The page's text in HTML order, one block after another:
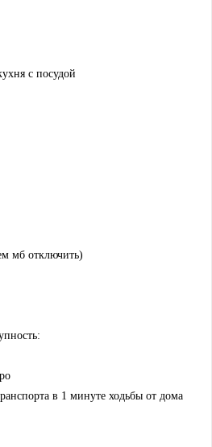
с посудой
мб отключить)
в 1 минуте ходьбы от дома